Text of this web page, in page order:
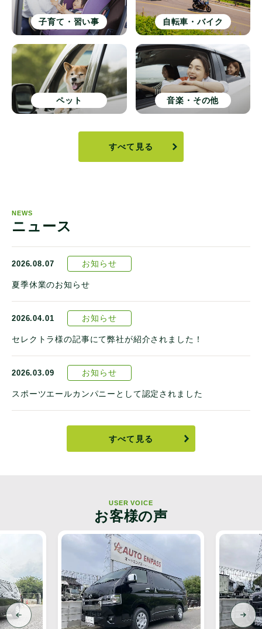
子育て・習い事 自転車・バイク
ペット 音楽・その他
すべて見る
NEWS
ニュース
2026.08.07 お知らせ
夏季休業のお知らせ
2026.04.01 お知らせ
セレクトラ様の記事にて弊社が紹介されました！
2026.03.09 お知らせ
スポーツエールカンパニーとして認定されました
すべて見る
USER VOICE
お客様の声